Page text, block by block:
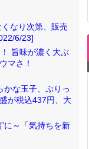
なり次第、販売
6/23]
旨味が濃く大ぶ
マさ！
かな玉子、ぷりっ
が税込437円、大
に～「気持ちを新